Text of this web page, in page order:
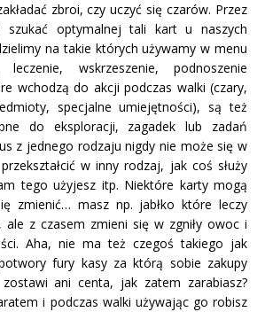
zbroi, czy uczyć się czarów. Przez
szukać optymalnej tali kart u naszych
na takie których używamy w menu
wskrzeszenie, podnoszenie
wchodzą do akcji podczas walki (czary,
specjalne umiejętności), są też
do eksploracji, zagadek lub zadań
z jednego rodzaju nigdy nie może się w
w inny rodzaj, jak coś służy
tego użyjesz itp. Niektóre karty mogą
zmienić… masz np. jabłko które leczy
ale z czasem zmieni się w zgniły owoc i
Aha, nie ma też czegoś takiego jak
fury kasy za którą sobie zakupy
ani centa, jak zatem zarabiasz?
i podczas walki używając go robisz